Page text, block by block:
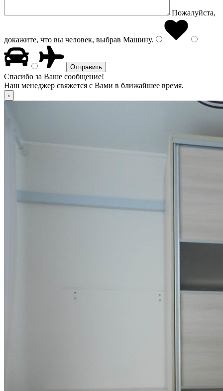
Пожалуйста,
докажите, что вы человек, выбрав Машину.
Спасибо за Ваше сообщение!
Наш менеджер свяжется с Вами в ближайшее время.